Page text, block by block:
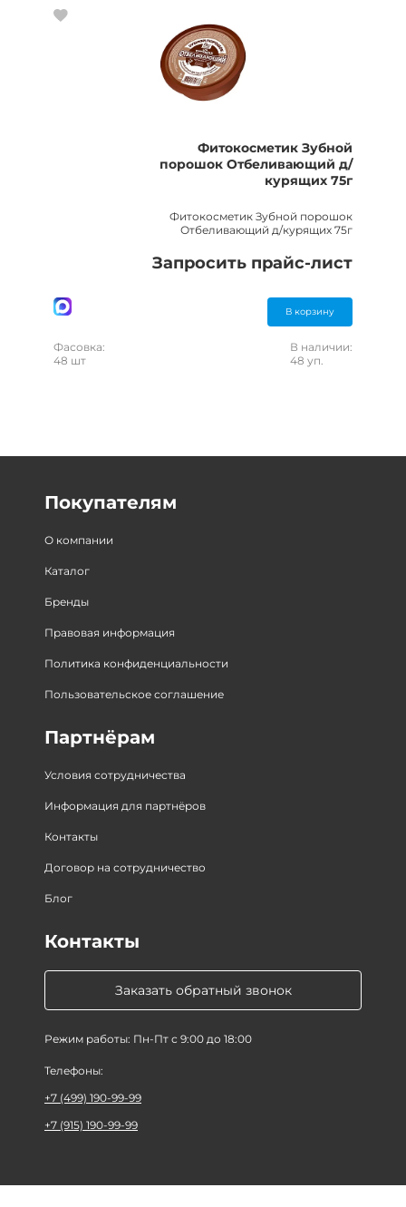
Фитокосметик Зубной
порошок Отбеливающий д/
курящих 75г
Фитокосметик Зубной порошок
Отбеливающий д/курящих 75г
Запросить прайс-лист
В корзину
Фасовка:
48 шт
В наличии:
48 уп.
Покупателям
О компании
Каталог
Бренды
Правовая информация
Политика конфиденциальности
Пользовательское соглашение
Партнёрам
Условия сотрудничества
Информация для партнёров
Контакты
Договор на сотрудничество
Блог
Заказать обратный звонок
Режим работы: Пн-Пт с 9:00 до 18:00
Контакты
Телефоны:
+7 (499) 190-99-99
+7 (915) 190-99-99